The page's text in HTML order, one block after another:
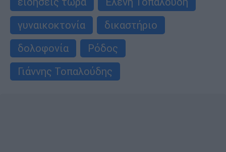
γυναικοκτονία
δικαστήριο
δολοφονία
Ρόδος
Γιάννης Τοπαλούδης